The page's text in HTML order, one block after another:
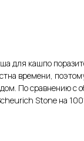
для кашпо
времени,
По сравнению с
Stone на